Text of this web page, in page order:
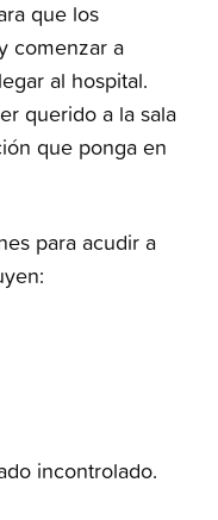
que los
comenzar a
al hospital.
querido a la sala
que ponga en
para acudir a
incontrolado.